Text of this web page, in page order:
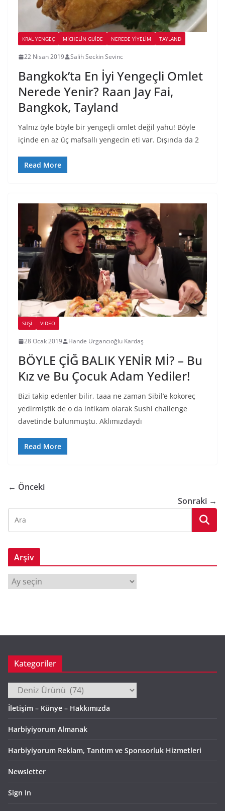
KRAL YENGEÇ MICHELIN GUIDE NEREDE YİYELİM TAYLAND
22 Nisan 2019 Salih Seckin Sevinc
Bangkok’ta En İyi Yengeçli Omlet
Nerede Yenir? Raan Jay Fai,
Bangkok, Tayland
Yalnız öyle böyle bir yengeçli omlet değil yahu! Böyle
içinde en az üç mafsallı yengecin eti var. Dışında da 2
Read More
SUŞI VIDEO
28 Ocak 2019 Hande Urgancıoğlu Kardaş
BÖYLE ÇİĞ BALIK YENİR Mİ? – Bu
Kız ve Bu Çocuk Adam Yediler!
Bizi takip edenler bilir, taaa ne zaman Sibil’e kokoreç
yedirmiştik de o da intikam olarak Sushi challenge
davetinde bulunmuştu. Aklımızdaydı
Read More
← Önceki
Sonraki →
Arşiv
Kategoriler
Kategoriler
İletişim – Künye – Hakkımızda
Harbiyiyorum Almanak
Harbiyiyorum Reklam, Tanıtım ve Sponsorluk Hizmetleri
Newsletter
Sign In